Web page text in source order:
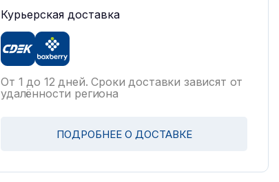
Курьерская доставка
От 1 до 12 дней. Сроки доставки зависят от
удалённости региона
ПОДРОБНЕЕ О ДОСТАВКЕ